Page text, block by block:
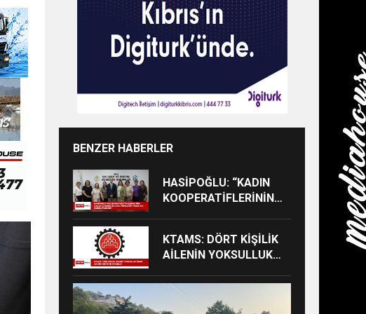
BENZER HABERLER
HASİPOĞLU: “KADIN
KOOPERATİFLERİNİN
YÜZDE 100
KARŞILAYACAĞIZ”
KTAMS: DÖRT KİŞİLİK
AİLENİN YOKSULLUK
YÜKSELDİ